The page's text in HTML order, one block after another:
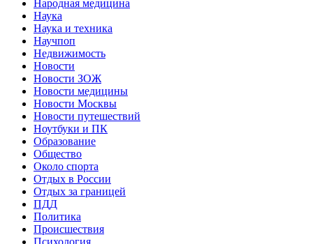
Народная медицина
Наука
Наука и техника
Научпоп
Недвижимость
Новости
Новости ЗОЖ
Новости медицины
Новости Москвы
Новости путешествий
Ноутбуки и ПК
Образование
Общество
Около спорта
Отдых в России
Отдых за границей
ПДД
Политика
Происшествия